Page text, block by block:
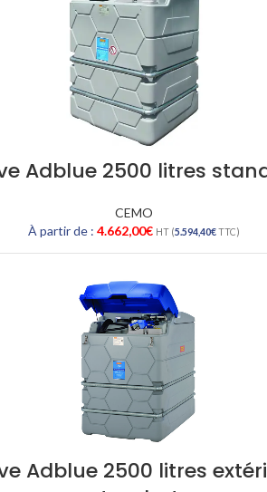
Adblue 2500 litres
CEMO
À partir de :4.662,00€ HT (5.594,40€TTC)
Adblue 2500 litres